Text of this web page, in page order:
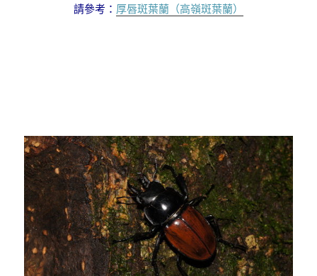
請參考： 厚唇斑葉蘭（高嶺斑葉蘭）